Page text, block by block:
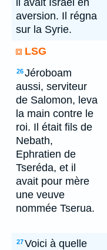
il avait Israël en
aversion. Il régna
sur la Syrie.
LSG
26Jéroboam
aussi, serviteur
de Salomon, leva
la main contre le
roi. Il était fils de
Nebath,
Ephratien de
Tseréda, et il
avait pour mère
une veuve
nommée Tserua.
27Voici à quelle